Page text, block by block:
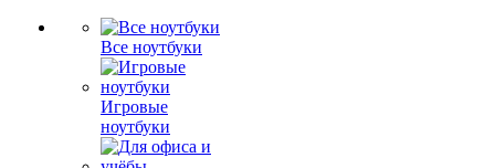
Все ноутбуки
Игровые
ноутбуки